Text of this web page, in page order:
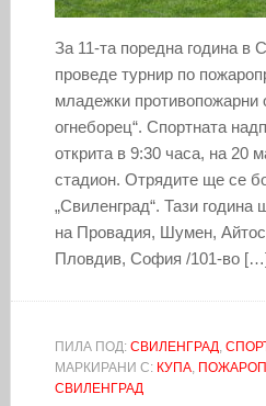
За 11-та поредна година в
проведе турнир по
младежки противопожарни
огнеборец“. Спортната
открита в 9:30 часа, на 20
стадион. Отрядите ще се
„Свиленград“. Тази година
на Провадия, Шумен,
Пловдив, София /101-во
ПИЛА ПОД: СВИЛЕНГРАД,
МАРКИРАНИ С: КУПА,
СВИЛЕНГРАД